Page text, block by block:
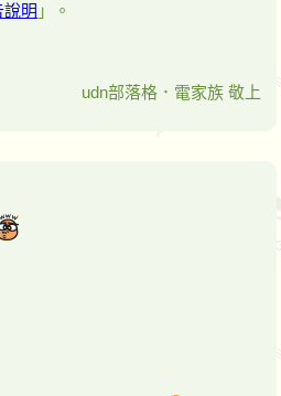
明 」。
udn部落格．電家族 敬上